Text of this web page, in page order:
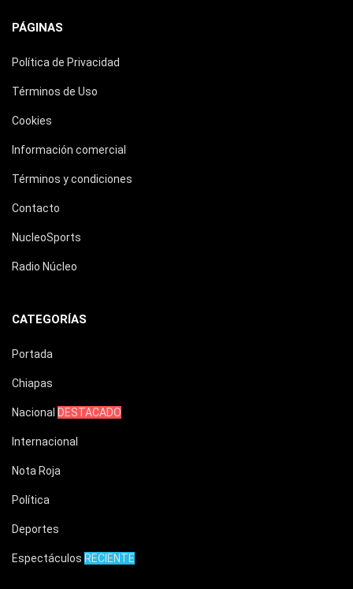
PÁGINAS
Política de Privacidad
Términos de Uso
Cookies
Información comercial
Términos y condiciones
Contacto
NucleoSports
Radio Núcleo
CATEGORÍAS
Portada
Chiapas
Nacional DESTACADO
Internacional
Nota Roja
Política
Deportes
Espectáculos RECIENTE